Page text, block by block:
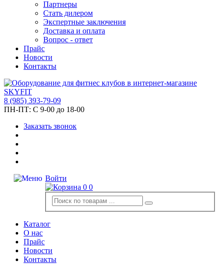
Партнеры
Стать дилером
Экспертные заключения
Доставка и оплата
Вопрос - ответ
Прайс
Новости
Контакты
8 (985) 393-79-09
ПН-ПТ: С 9-00 до 18-00
Заказать звонок
Войти
0 0
Каталог
О нас
Прайс
Новости
Контакты